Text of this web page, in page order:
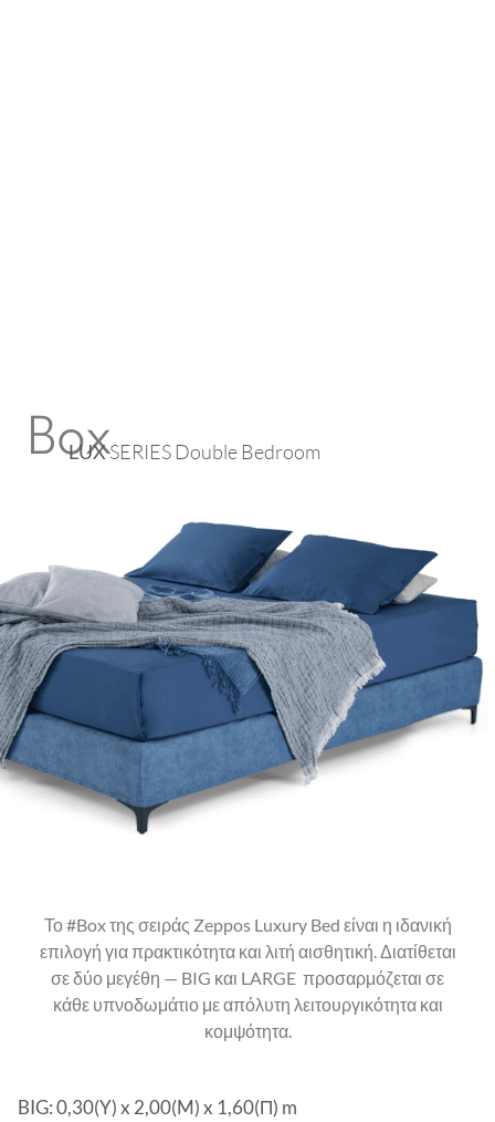
Box
LUXSERIES Double Bedroom
Το #Box της σειράς Zeppos Luxury Bed είναι η ιδανική
επιλογή για πρακτικότητα και λιτή αισθητική. Διατίθεται
σε δύο μεγέθη — BIG και LARGE προσαρμόζεται σε
κάθε υπνοδωμάτιο με απόλυτη λειτουργικότητα και
κομψότητα.
BIG: 0,30(Y) x 2,00(M) x 1,60(Π) m